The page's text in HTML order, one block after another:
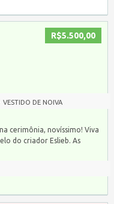
R$5.500,00
VESTIDO DE NOIVA
cerimônia, novíssimo! Viva
do criador Eslieb. As